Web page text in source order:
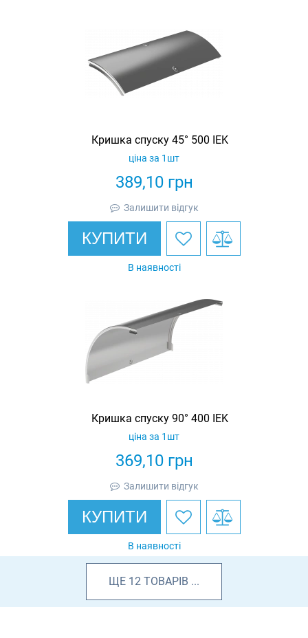
Кришка спуску 45° 500 IEK
389,10грн
ціна за 1шт
Залишити відгук
КУПИТИ
В наявності
Кришка спуску 90° 400 IEK
369,10грн
ціна за 1шт
Залишити відгук
КУПИТИ
В наявності
ЩЕ 12 ТОВАРІВ ...